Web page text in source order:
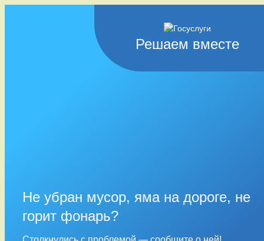
Решаем вместе
Не убран мусор, яма на дороге, не
горит фонарь?